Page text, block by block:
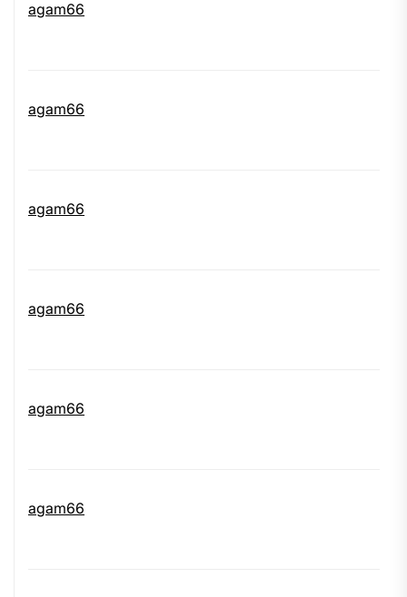
agam66
agam66
agam66
agam66
agam66
agam66